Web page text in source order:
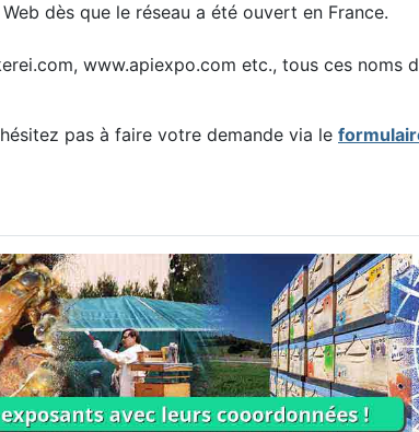
dès que le réseau a été ouvert en France.
www.apiexpo.com etc., tous ces noms
pas à faire votre demande via le